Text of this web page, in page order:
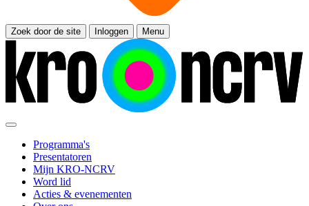
Zoek door de site Inloggen Menu
Programma's
Presentatoren
Mijn KRO-NCRV
Word lid
Acties & evenementen